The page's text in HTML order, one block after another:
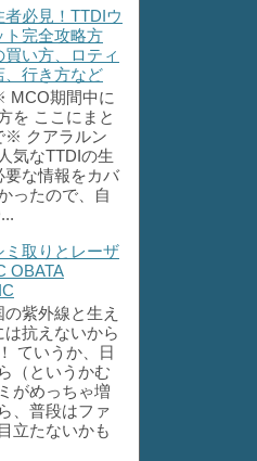
必見！TTDIウ
ト完全攻略方
い方、ロティ
、行き方など
期間中に
を ここにまと
※ クアラルン
気なTTDIの生
要な情報をカバ
ったので、自
ミ取りとレーザ
OBATA
紫外線と生え
抗えないから
ていうか、日
（というかむ
がめっちゃ増
、普段はファ
立たないかも